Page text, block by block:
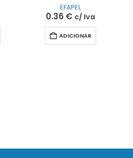
EFAPEL
0.36 € c/ Iva
ADICIONAR